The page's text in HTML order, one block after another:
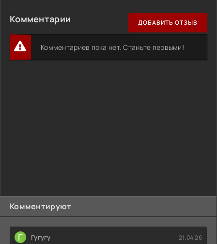
Комментируют
Г Гугугу 21.04.26
Комментарии ДОБАВИТЬ ОТЗЫВ
Комментариев пока нет. Станьте первыми!